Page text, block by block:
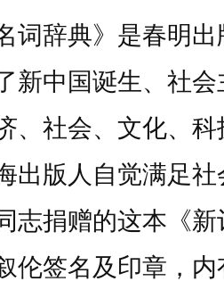
辞典》是春明出
新中国诞生、社
、社会、文化、
出版人自觉满足
志捐赠的这本《
伦签名及印章，